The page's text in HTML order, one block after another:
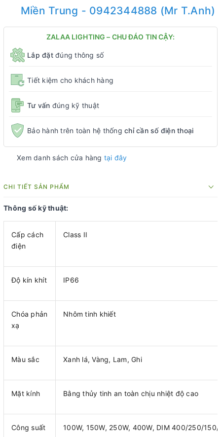
Miền Trung - 0942344888 (Mr T.Anh)
ZALAA LIGHTING – CHU ĐÁO TIN CẬY:
Lắp đặtđúng thông số
Tiết kiệm cho khách hàng
Tư vấn đúng kỹ thuật
Bảo hành trên toàn hệ thống chỉ cần số điện thoại
Xem danh sách cửa hàng tại đây
CHI TIẾT SẢN PHẨM
Thông số kỹ thuật:
Cấp cách
điện
Class II
Độ kín khít IP66
Chóa phản
xạ
Nhôm tinh khiết
Màu sắc Xanh lá, Vàng, Lam, Ghi
Mặt kính Bằng thủy tinh an toàn chịu nhiệt độ cao
Công suất 100W, 150W, 250W, 400W, DIM 400/250/150/